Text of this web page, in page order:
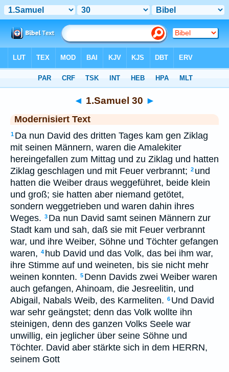
◄ 1.Samuel 30 ►
Modernisiert Text
1 Da nun David des dritten Tages kam gen Ziklag
mit seinen Männern, waren die Amalekiter
hereingefallen zum Mittag und zu Ziklag und hatten
Ziklag geschlagen und mit Feuer verbrannt; 2 und
hatten die Weiber draus weggeführet, beide klein
und groß; sie hatten aber niemand getötet,
sondern weggetrieben und waren dahin ihres
Weges. 3 Da nun David samt seinen Männern zur
Stadt kam und sah, daß sie mit Feuer verbrannt
war, und ihre Weiber, Söhne und Töchter gefangen
waren, 4 hub David und das Volk, das bei ihm war,
ihre Stimme auf und weineten, bis sie nicht mehr
weinen konnten. 5 Denn Davids zwei Weiber waren
auch gefangen, Ahinoam, die Jesreelitin, und
Abigail, Nabals Weib, des Karmeliten. 6 Und David
war sehr geängstet; denn das Volk wollte ihn
steinigen, denn des ganzen Volks Seele war
unwillig, ein jeglicher über seine Söhne und
Töchter. David aber stärkte sich in dem HERRN,
seinem Gott